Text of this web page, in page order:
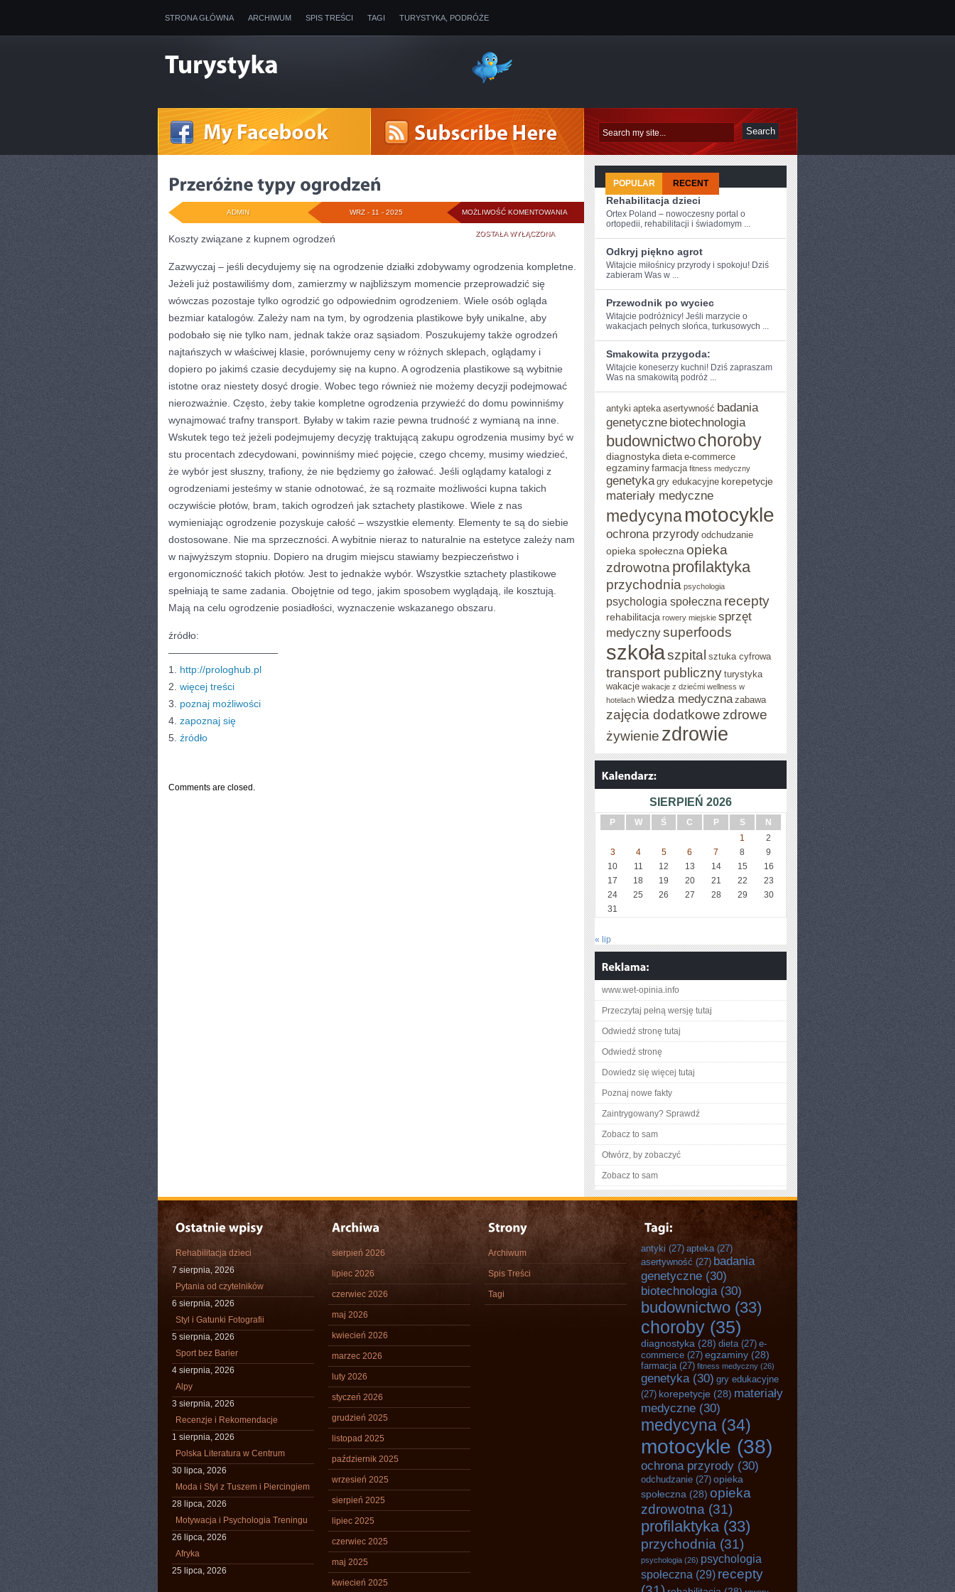
STRONA GŁÓWNA ARCHIWUM SPIS TREŚCI TAGI TURYSTYKA, PODRÓŻE
MOŻLIWOŚĆ KOMENTOWANIA PRZERÓŻNE
TYPY
OGRODZEŃ
ZOSTAŁA WYŁĄCZONA
WRZ - 11 - 2025
ADMIN
Koszty związane z kupnem ogrodzeń
Zazwyczaj – jeśli decydujemy się na ogrodzenie działki zdobywamy ogrodzenia kompletne.
Jeżeli już postawiliśmy dom, zamierzmy w najbliższym momencie przeprowadzić się
wówczas pozostaje tylko ogrodzić go odpowiednim ogrodzeniem. Wiele osób ogląda
bezmiar katalogów. Zależy nam na tym, by ogrodzenia plastikowe były unikalne, aby
podobało się nie tylko nam, jednak także oraz sąsiadom. Poszukujemy także ogrodzeń
najtańszych w właściwej klasie, porównujemy ceny w różnych sklepach, oglądamy i
dopiero po jakimś czasie decydujemy się na kupno. A ogrodzenia plastikowe są wybitnie
istotne oraz niestety dosyć drogie. Wobec tego również nie możemy decyzji podejmować
nierozważnie. Często, żeby takie kompletne ogrodzenia przywieźć do domu powinniśmy
wynajmować trafny transport. Byłaby w takim razie pewna trudność z wymianą na inne.
Wskutek tego też jeżeli podejmujemy decyzję traktującą zakupu ogrodzenia musimy być w
stu procentach zdecydowani, powinniśmy mieć pojęcie, czego chcemy, musimy wiedzieć,
że wybór jest słuszny, trafiony, że nie będziemy go żałować. Jeśli oglądamy katalogi z
ogrodzeniami jesteśmy w stanie odnotować, że są rozmaite możliwości kupna takich
oczywiście płotów, bram, takich ogrodzeń jak sztachety plastikowe. Wiele z nas
wymieniając ogrodzenie pozyskuje całość – wszystkie elementy. Elementy te są do siebie
dostosowane. Nie ma sprzeczności. A wybitnie nieraz to naturalnie na estetyce zależy nam
w najwyższym stopniu. Dopiero na drugim miejscu stawiamy bezpieczeństwo i
ergonomiczność takich płotów. Jest to jednakże wybór. Wszystkie sztachety plastikowe
spełniają te same zadania. Obojętnie od tego, jakim sposobem wyglądają, ile kosztują.
Mają na celu ogrodzenie posiadłości, wyznaczenie wskazanego obszaru.
źródło:
———————————
1. http://prologhub.pl
2. więcej treści
3. poznaj możliwości
4. zapoznaj się
5. źródło
Comments are closed.
POPULAR RECENT
Rehabilitacja dzieci
Ortex Poland – nowoczesny portal o
ortopedii, rehabilitacji i świadomym ...
Odkryj piękno agrot
Witajcie miłośnicy przyrody i spokoju! Dziś
zabieram‌ Was w ...
Przewodnik po wyciec
Witajcie ⁣podróżnicy! Jeśli marzycie o ​
wakacjach pełnych słońca, turkusowych ...
Smakowita przygoda:
Witajcie koneserzy kuchni! ‌Dziś zapraszam
Was⁣ na ‌smakowitą podróż ...
antyki apteka asertywność badania
genetyczne biotechnologia
budownictwochoroby
diagnostyka dieta e-commerce
egzaminy farmacja fitness medyczny
genetyka gry edukacyjne korepetycje
materiały medyczne
medycynamotocykle
ochrona przyrody odchudzanie
opieka społeczna opieka
zdrowotna profilaktyka
przychodnia psychologia
psychologia społeczna recepty
rehabilitacja rowery miejskie sprzęt
medycznysuperfoods
szkołaszpital sztuka cyfrowa
transport publiczny turystyka
wakacje wakacje z dziećmi wellness w
hotelach wiedza medyczna zabawa
zajęcia dodatkowe zdrowe
żywienie zdrowie
SIERPIEŃ 2026
P W Ś C P S
N
1
2
3
4 5 6 7 8
9
10
11 12 13 14 15
16
17
18 19 20 21 22
23
24
25 26 27 28 29
30
31
« lip
www.wet-opinia.info
Przeczytaj pełną wersję tutaj
Odwiedź stronę tutaj
Odwiedź stronę
Dowiedz się więcej tutaj
Poznaj nowe fakty
Zaintrygowany? Sprawdź
Zobacz to sam
Otwórz, by zobaczyć
Zobacz to sam
Rehabilitacja dzieci
7 sierpnia, 2026
Pytania od czytelników
6 sierpnia, 2026
Styl i Gatunki Fotografii
5 sierpnia, 2026
Sport bez Barier
4 sierpnia, 2026
Alpy
3 sierpnia, 2026
Recenzje i Rekomendacje
1 sierpnia, 2026
Polska Literatura w Centrum
30 lipca, 2026
Moda i Styl z Tuszem i Piercingiem
28 lipca, 2026
Motywacja i Psychologia Treningu
26 lipca, 2026
Afryka
25 lipca, 2026
sierpień 2026
lipiec 2026
czerwiec 2026
maj 2026
kwiecień 2026
marzec 2026
luty 2026
styczeń 2026
grudzień 2025
listopad 2025
październik 2025
wrzesień 2025
sierpień 2025
lipiec 2025
czerwiec 2025
maj 2025
kwiecień 2025
Archiwum
Spis Treści
Tagi
antyki (27) apteka(27)
asertywność (27) badania
genetyczne (30)
biotechnologia(30)
budownictwo (33)
choroby (35)
diagnostyka (28) dieta(27) e-
commerce (27) egzaminy (28)
farmacja(27) fitness medyczny (26)
genetyka(30) gry edukacyjne
(27) korepetycje (28) materiały
medyczne (30)
medycyna (34)
motocykle (38)
ochrona przyrody (30)
odchudzanie (27) opieka
społeczna (28) opieka
zdrowotna (31)
profilaktyka(33)
przychodnia (31)
psychologia (26) psychologia
społeczna (29) recepty